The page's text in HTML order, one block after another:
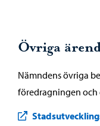
Övriga
Nämndens övriga
föredragningen och